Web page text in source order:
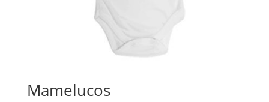
Mamelucos